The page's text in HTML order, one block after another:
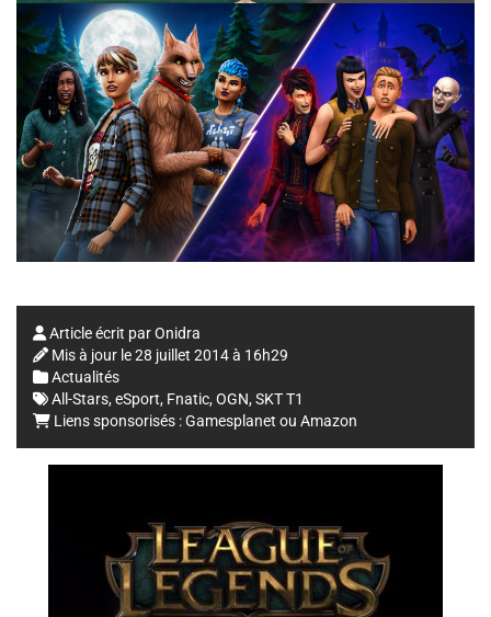
Article écrit parOnidra
Mis à jour le28 juillet 2014 à 16h29
Actualités
All-Stars, eSport, Fnatic, OGN, SKT T1
Liens sponsorisés :Gamesplanet ou Amazon